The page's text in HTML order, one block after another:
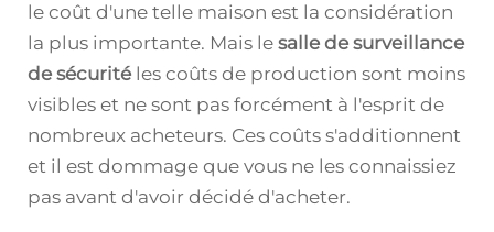
le coût d'une telle maison est la considération
la plus importante. Mais le salle de surveillance
de sécurité les coûts de production sont moins
visibles et ne sont pas forcément à l'esprit de
nombreux acheteurs. Ces coûts s'additionnent
et il est dommage que vous ne les connaissiez
pas avant d'avoir décidé d'acheter.